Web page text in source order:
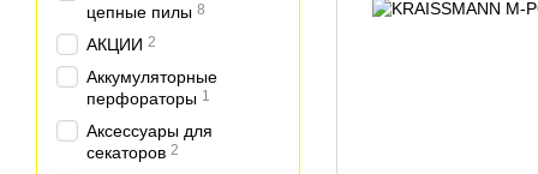
цепные пилы 8
АКЦИИ 2
Аккумуляторные
перфораторы 1
Аксессуары для
секаторов 2